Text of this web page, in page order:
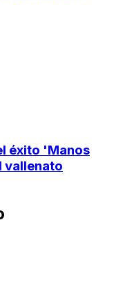
éxito 'Manos
vallenato